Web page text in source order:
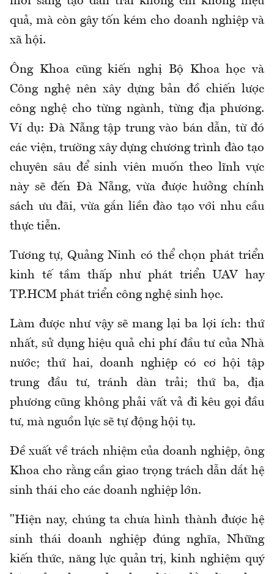
quả, mà còn gây tốn kém cho doanh nghiệp và
xã hội.
Ông Khoa cũng kiến nghị Bộ Khoa học và
Công nghệ nên xây dựng bản đồ chiến lược
công nghệ cho từng ngành, từng địa phương.
Ví dụ: Đà Nẵng tập trung vào bán dẫn, từ đó
các viện, trường xây dựng chương trình đào tạo
chuyên sâu để sinh viên muốn theo lĩnh vực
này sẽ đến Đà Nẵng, vừa được hưởng chính
sách ưu đãi, vừa gắn liền đào tạo với nhu cầu
thực tiễn.
Tương tự, Quảng Ninh có thể chọn phát triển
kinh tế tầm thấp như phát triển UAV hay
TP.HCM phát triển công nghệ sinh học.
Làm được như vậy sẽ mang lại ba lợi ích: thứ
nhất, sử dụng hiệu quả chi phí đầu tư của Nhà
nước; thứ hai, doanh nghiệp có cơ hội tập
trung đầu tư, tránh dàn trải; thứ ba, địa
phương cũng không phải vất vả đi kêu gọi đầu
tư, mà nguồn lực sẽ tự động hội tụ.
Đề xuất về trách nhiệm của doanh nghiệp, ông
Khoa cho rằng cần giao trọng trách dẫn dắt hệ
sinh thái cho các doanh nghiệp lớn.
"Hiện nay, chúng ta chưa hình thành được hệ
sinh thái doanh nghiệp đúng nghĩa, Những
kiến thức, năng lực quản trị, kinh nghiệm quý